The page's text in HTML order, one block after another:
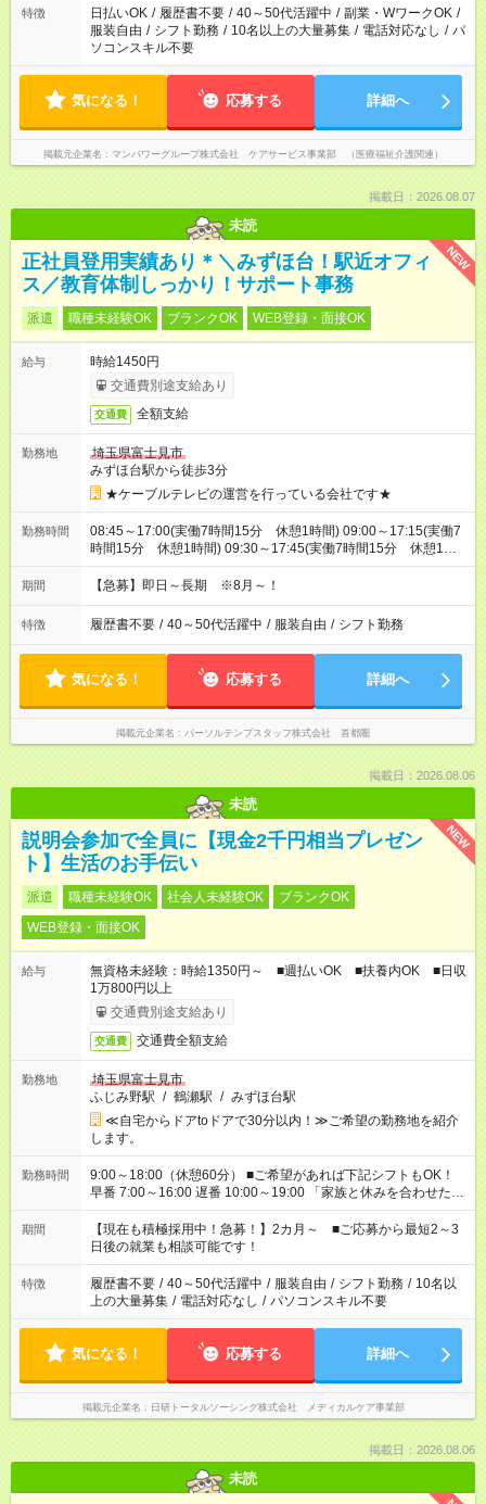
案内が難しい場合があります
特徴 日払いOK / 履歴書不要 / 40～50代活躍中 / 副業・WワークOK /
服装自由 / シフト勤務 / 10名以上の大量募集 / 電話対応なし / パ
ソコンスキル不要
気になる！ 応募する 詳細へ
掲載元企業名 マンパワーグループ株式会社 ケアサービス事業部 （医療福祉介護関連）
掲載日：2026.08.07
未読
NEW
正社員登用実績あり＊＼みずほ台！駅近オフィ
ス／教育体制しっかり！サポート事務
派遣 職種未経験OK ブランクOK WEB登録・面接OK
給与
時給1450円
交通費別途支給あり
交通費 全額支給
勤務地
埼玉県富士見市
みずほ台駅から徒歩3分
★ケーブルテレビの運営を行っている会社です★
勤務時間
08:45～17:00(実働7時間15分 休憩1時間) 09:00～17:15(実働7
時間15分 休憩1時間) 09:30～17:45(実働7時間15分 休憩1時
間) ※11:45～20:00：週1回程度遅番あります(在宅勤務OK) ※配
属チームにより
期間 【急募】即日～長期 ※8月～！
特徴 履歴書不要 / 40～50代活躍中 / 服装自由 / シフト勤務
気になる！ 応募する 詳細へ
掲載元企業名 パーソルテンプスタッフ株式会社 首都圏
掲載日：2026.08.06
未読
NEW
説明会参加で全員に【現金2千円相当プレゼン
ト】生活のお手伝い
派遣 職種未経験OK 社会人未経験OK
ブランクOK
WEB登録・面接OK
給与
無資格未経験：時給1350円～ ■週払いOK ■扶養内OK ■日収
1万800円以上
交通費別途支給あり
交通費 交通費全額支給
勤務地
埼玉県富士見市
ふじみ野駅 / 鶴瀬駅 / みずほ台駅
≪自宅からドアtoドアで30分以内！≫ご希望の勤務地を紹介
します。
勤務時間
9:00～18:00（休憩60分） ■ご希望があれば下記シフトもOK！
早番 7:00～16:00 遅番 10:00～19:00 「家族と休みを合わせた
い」 「余裕を持って夕飯の準備がしたい」 「できれば残業はし
たくない」 など、ご希望を教えてくださいね。 ※Wワーク希望
の方へ 今ご覧のお仕事で希望する勤務時間と、もう1つのお仕事
の勤務時間。 合計で週40時間を超える場合は応募できません。
期間
【現在も積極採用中！急募！】2カ月～ ■ご応募から最短2～3
日後の就業も相談可能です！
特徴 履歴書不要 / 40～50代活躍中 / 服装自由 / シフト勤務 / 10名以
上の大量募集 / 電話対応なし / パソコンスキル不要
気になる！ 応募する 詳細へ
掲載元企業名 日研トータルソーシング株式会社 メディカルケア事業部
掲載日：2026.08.06
未読